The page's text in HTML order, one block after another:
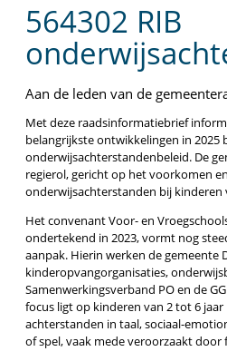
564302 RIB
Aan de leden van de
Met deze raadsinformatiebrief
belangrijkste ontwikkelingen in 2025
onderwijsachterstandenbeleid. De
regierol, gericht op het voorkomen
onderwijsachterstanden bij kinderen
Het convenant Voor- en
ondertekend in 2023, vormt nog
aanpak. Hierin werken de gemeente
kinderopvangorganisaties,
Samenwerkingsverband PO en de
focus ligt op kinderen van 2 tot 6
achterstanden in taal, sociaal-
of spel, vaak mede veroorzaakt